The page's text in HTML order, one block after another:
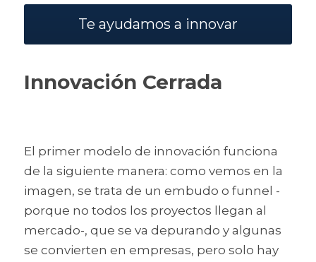
Te ayudamos a innovar
Innovación Cerrada
El primer modelo de innovación funciona
de la siguiente manera: como vemos en la
imagen, se trata de un embudo o funnel -
porque no todos los proyectos llegan al
mercado-, que se va depurando y algunas
se convierten en empresas, pero solo hay